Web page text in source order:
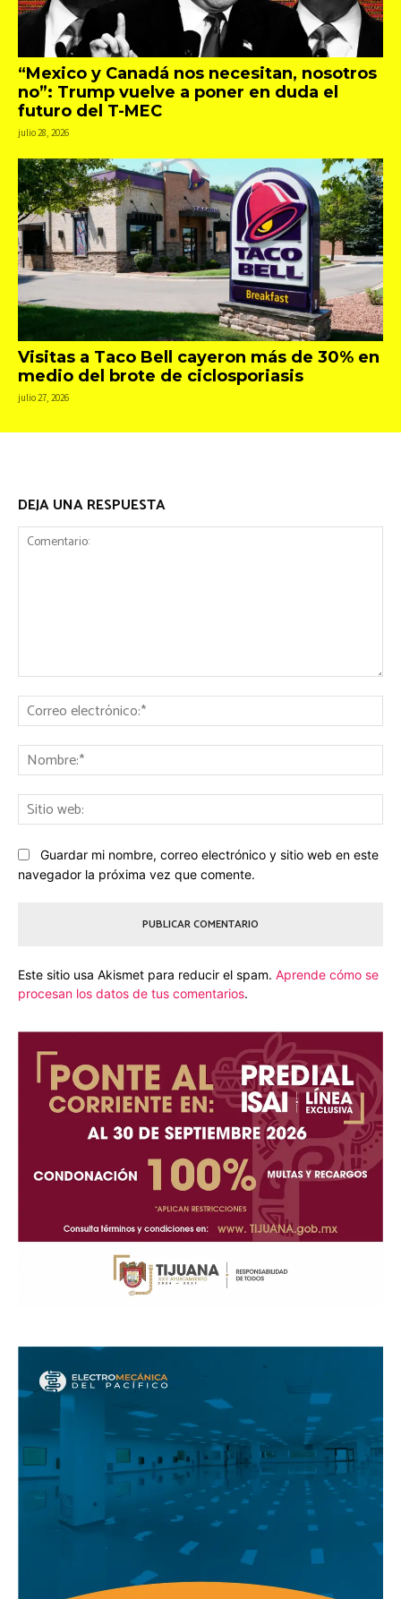
“Mexico y Canadá nos necesitan, nosotros
no”: Trump vuelve a poner en duda el
futuro del T-MEC
julio 28, 2026
Visitas a Taco Bell cayeron más de 30% en
medio del brote de ciclosporiasis
julio 27, 2026
DEJA UNA RESPUESTA
Guardar mi nombre, correo electrónico y sitio web en este
navegador la próxima vez que comente.
Este sitio usa Akismet para reducir el spam. Aprende cómo se
procesan los datos de tus comentarios.